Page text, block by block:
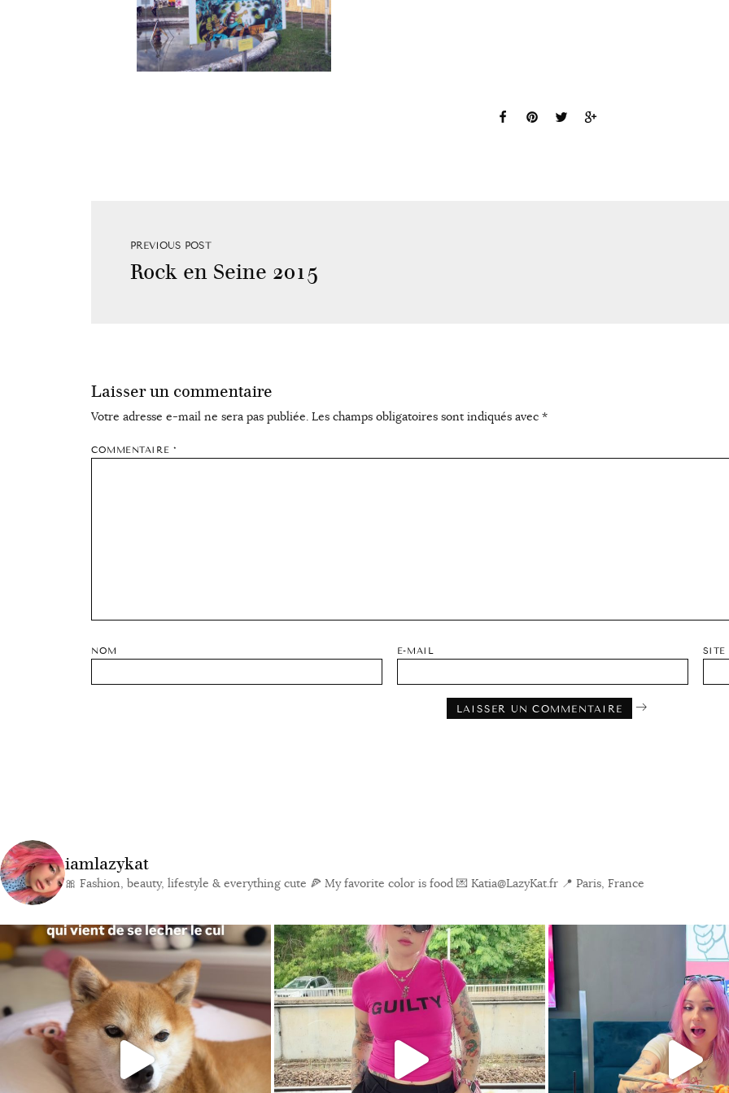
PREVIOUS POST
Rock en Seine 2015
Laisser un commentaire
Votre adresse e-mail ne sera pas publiée. Les champs obligatoires sont indiqués avec *
COMMENTAIRE *
NOM E-MAIL SITE
iamlazykat
🎀 Fashion, beauty, lifestyle & everything cute 🍕 My favorite color is food 💌 Katia@LazyKat.fr 📍 Paris, France